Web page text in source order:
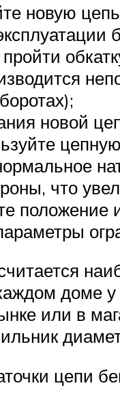
новую
новой
что
положение
доме
или в
цепи